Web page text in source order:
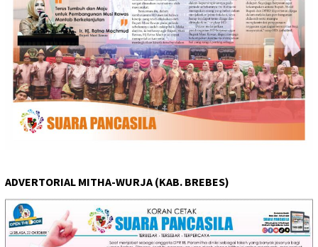
ADVERTORIAL MITHA-WURJA (KAB. BREBES)